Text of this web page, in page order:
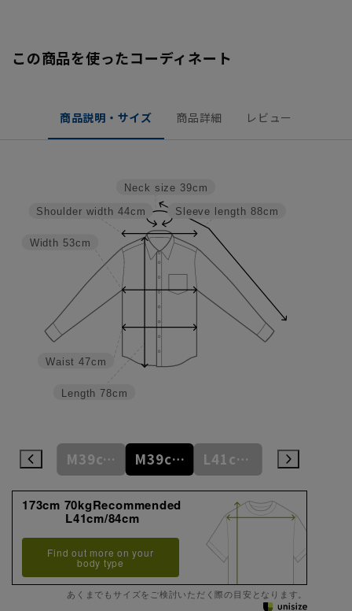
この商品を使ったコーディネート
商品説明・サイズ 商品詳細 レビュー
Sleeve length 88cm
Neck size 39cm
Length 78cm
Waist 47cm
Width 53cm
Shoulder width 44cm
M39cm/86cm M39cm/88cm L41cm/82cm
173cm 70kgRecommended
L41cm/84cm
Find out more on your
body type
あくまでもサイズをご検討いただく際の目安となります。